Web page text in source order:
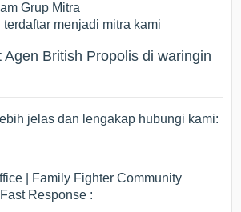
Grup Mitra
menjadi mitra kami
Agen British Propolis di waringin
jelas dan lengakap hubungi kami:
| Family Fighter Community
Response :